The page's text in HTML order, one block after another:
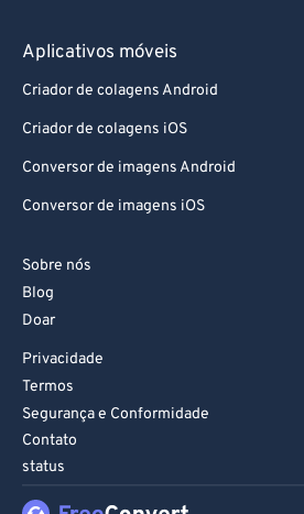
Aplicativos móveis
Criador de colagens Android
Criador de colagens iOS
Conversor de imagens Android
Conversor de imagens iOS
Sobre nós
Blog
Doar
Privacidade
Termos
Segurança e Conformidade
Contato
status